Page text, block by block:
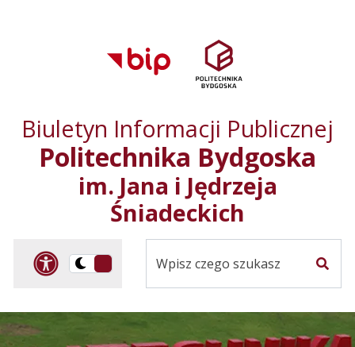
głównego menu
serwisu
Biuletyn Informacji Publicznej
Politechnika Bydgoska
im. Jana i Jędrzeja
Śniadeckich
Panel dostosowania
Przelącz
kontrastowa